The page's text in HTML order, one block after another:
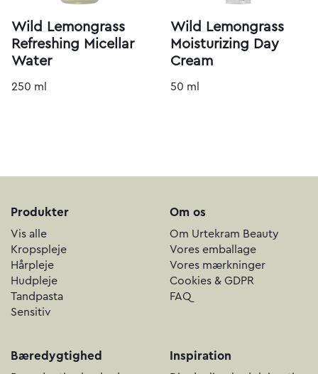
Wild Lemongrass
Refreshing Micellar
Water
250 ml
Wild Lemongrass
Moisturizing Day
Cream
50 ml
Produkter
Vis alle
Kropspleje
Hårpleje
Hudpleje
Tandpasta
Sensitiv
Om os
Om Urtekram Beauty
Vores emballage
Vores mærkninger
Cookies & GDPR
FAQ
Bæredygtighed Inspiration